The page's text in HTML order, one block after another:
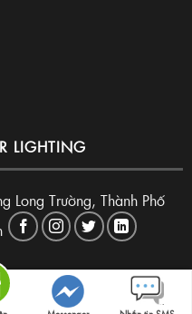
LIGHTING
Long Trường, Thành Phố
trí 355 Decor